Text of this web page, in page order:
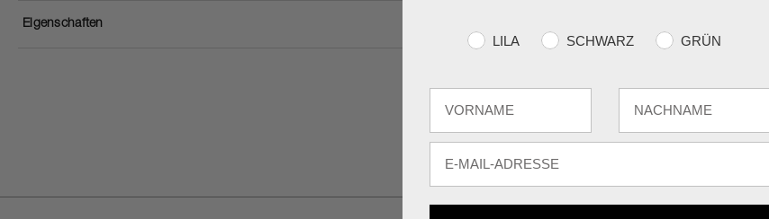
Eigenschaften
Farvevalg
LILA SCHWARZ GRÜN